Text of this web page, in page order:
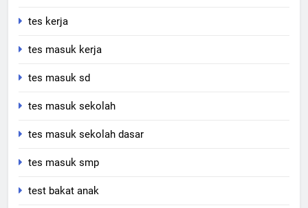
tes kerja
tes masuk kerja
tes masuk sd
tes masuk sekolah
tes masuk sekolah dasar
tes masuk smp
test bakat anak